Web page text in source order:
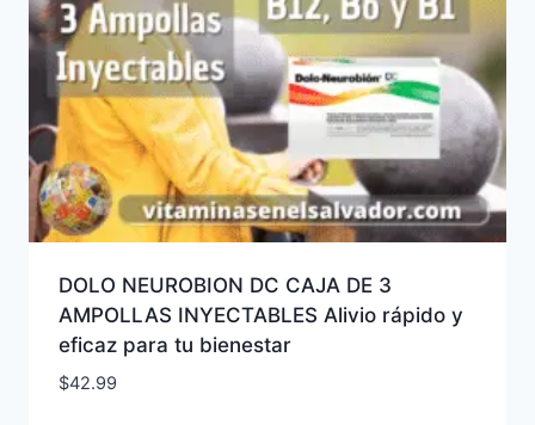
DOLO NEUROBION DC CAJA DE 3
AMPOLLAS INYECTABLES Alivio rápido y
eficaz para tu bienestar
$42.99